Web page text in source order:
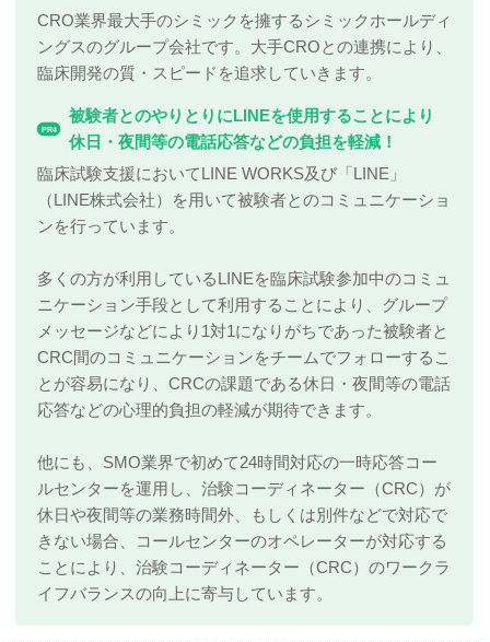
CRO業界最大手のシミックを擁するシミックホールディ
ングスのグループ会社です。大手CROとの連携により、
臨床開発の質・スピードを追求していきます。
PR4
被験者とのやりとりにLINEを使用することにより
休日・夜間等の電話応答などの負担を軽減！
臨床試験支援においてLINE WORKS及び「LINE」
（LINE株式会社）を用いて被験者とのコミュニケーショ
ンを行っています。
多くの方が利用しているLINEを臨床試験参加中のコミュ
ニケーション手段として利用することにより、グループ
メッセージなどにより1対1になりがちであった被験者と
CRC間のコミュニケーションをチームでフォローするこ
とが容易になり、CRCの課題である休日・夜間等の電話
応答などの心理的負担の軽減が期待できます。
他にも、SMO業界で初めて24時間対応の一時応答コー
ルセンターを運用し、治験コーディネーター（CRC）が
休日や夜間等の業務時間外、もしくは別件などで対応で
きない場合、コールセンターのオペレーターが対応する
ことにより、治験コーディネーター（CRC）のワークラ
イフバランスの向上に寄与しています。